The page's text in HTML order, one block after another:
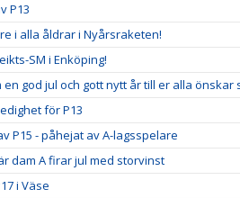
P13
i alla åldrar i Nyårsraketen!
SM i Enköping!
en god jul och gott nytt år till er alla önskar
för P13
P15 - påhejat av A-lagsspelare
dam A firar jul med storvinst
i Väse